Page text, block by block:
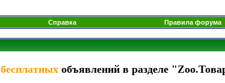
Справка Правила форума
бесплатных объявлений в разделе